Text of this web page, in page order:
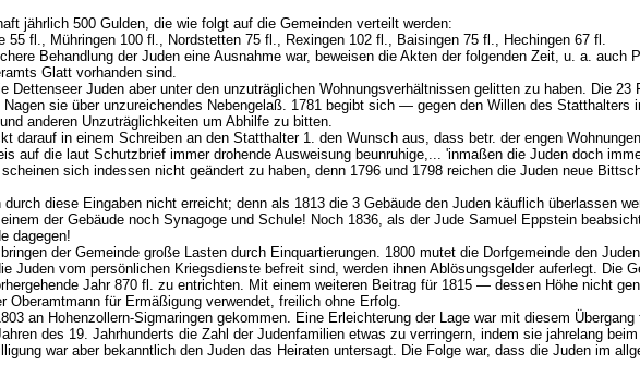
jährlich 500 Gulden, die wie folgt auf die Gemeinden verteilt werden:
55 fl., Mühringen 100 fl., Nordstetten 75 fl., Rexingen 102 fl., Baisingen 75 fl., Hechingen 67 fl.
Behandlung der Juden eine Ausnahme war, beweisen die Akten der folgenden Zeit, u. a. auch
Glatt vorhanden sind.
Dettenseer Juden aber unter den unzuträglichen Wohnungsverhält­nissen gelitten zu haben. Die 23
Nagen sie über unzureichendes Nebengelaß. 1781 begibt sich — gegen den Willen des
anderen Unzuträglichkeiten um Abhilfe zu bitten.
darauf in einem Schreiben an den Statthalter 1. den Wunsch aus, dass betr. der engen
auf die laut Schutzbrief immer drohende Ausweisung beunruhige,... 'inmaßen die Juden doch
sich indessen nicht geändert zu haben, denn 1796 und 1798 reichen die Juden neue
durch diese Eingaben nicht erreicht; denn als 1813 die 3 Gebäude den Juden käuflich überlassen
der Gebäude noch Synagoge und Schule! Noch 1836, als der Jude Samuel Eppstein
dagegen!
der Gemeinde große Lasten durch Einquartierungen. 1800 mutet die Dorfgemeinde den
Juden vom persönlichen Kriegsdienste befreit sind, werden ihnen Ablösungsgelder auferlegt. Die
Jahr 870 fl. zu entrichten. Mit einem weiteren Beitrag für 1815 — dessen Höhe nicht
Oberamtmann für Ermäßigung verwendet, freilich ohne Erfolg.
an Hohenzollern-Sigmaringen gekommen. Eine Erleichterung der Lage war mit diesem
des 19. Jahrhunderts die Zahl der Judenfamilien etwas zu verringern, indem sie jahrelang
war aber bekanntlich den Juden das Heiraten untersagt. Die Folge war, dass die Juden im